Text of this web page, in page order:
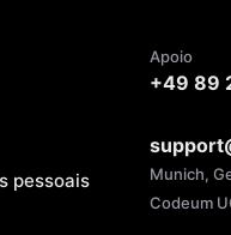
pessoais
Apoio
+49 89
Munich,
Codeum